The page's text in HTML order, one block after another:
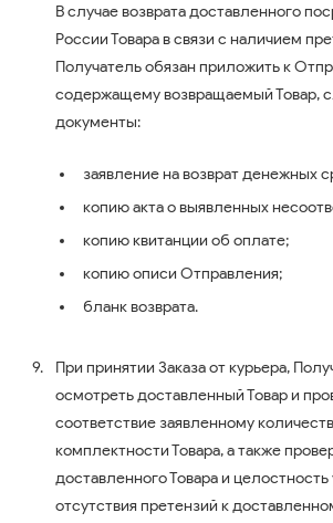
В случае возврата доставленного
России Товара в связи с наличием
Получатель обязан приложить к
содержащему возвращаемый Товар,
документы:
заявление на возврат денежных
копию акта о выявленных
копию квитанции об оплате;
копию описи Отправления;
бланк возврата.
При принятии Заказа от курьера,
осмотреть доставленный Товар и
соответствие заявленному
комплектности Товара, а также
доставленного Товара и целостность
отсутствия претензий к